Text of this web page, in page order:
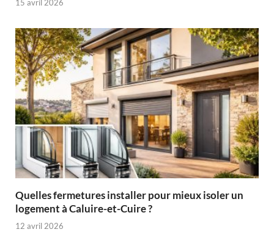
15 avril 2026
Quelles fermetures installer pour mieux isoler un
logement à Caluire-et-Cuire ?
12 avril 2026